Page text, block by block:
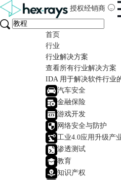
授权经销商
首页
行业
行业解决方案
查看所有行业解决方案
IDA 用于解决软件行业
汽车安全
金融保险
游戏开发
网络安全与防护
工业4.0应用升级产
渗透测试
教育
知识产权